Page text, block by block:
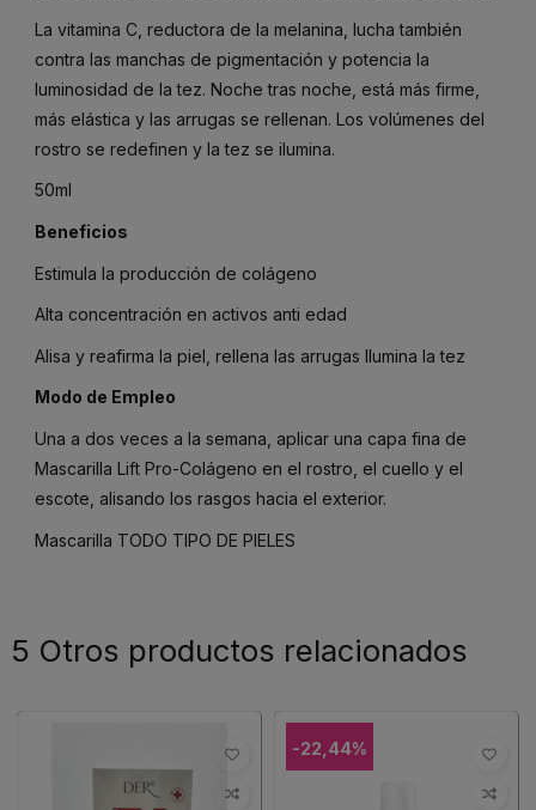
La vitamina C, reductora de la melanina, lucha también
contra las manchas de pigmentación y potencia la
luminosidad de la tez. Noche tras noche, está más firme,
más elástica y las arrugas se rellenan. Los volúmenes del
rostro se redefinen y la tez se ilumina.
50ml
Beneficios
Estimula la producción de colágeno
Alta concentración en activos anti edad
Alisa y reafirma la piel, rellena las arrugas Ilumina la tez
Modo de Empleo
Una a dos veces a la semana, aplicar una capa fina de
Mascarilla Lift Pro-Colágeno en el rostro, el cuello y el
escote, alisando los rasgos hacia el exterior.
Mascarilla TODO TIPO DE PIELES
5 Otros productos relacionados
-22,44%